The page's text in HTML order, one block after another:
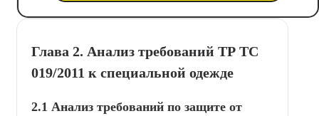
Глава 2. Анализ требований ТР ТС
019/2011 к специальной одежде
2.1 Анализ требований по защите от